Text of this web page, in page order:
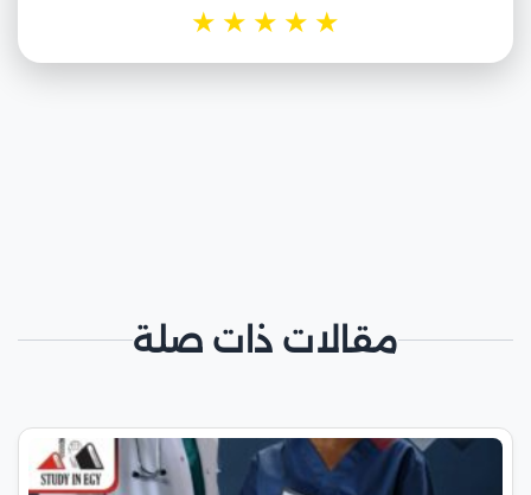
★
★
★
★
★
مقالات ذات صلة